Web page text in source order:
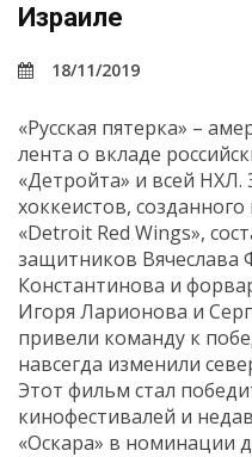
Израиле
18/11/2019
«Русская пятерка» –
лента о вкладе
«Детройта» и всей НХЛ.
хоккеистов,
«Detroit Red Wings»,
защитников Вячеслава
Константинова и
Игоря Ларионова и
привели команду к
навсегда изменили
Этот фильм стал
кинофестивалей и
«Оскара» в номинации